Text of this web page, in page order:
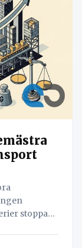
stoppar